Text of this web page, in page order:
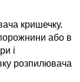
кришечку.
або в
і
розпилювача